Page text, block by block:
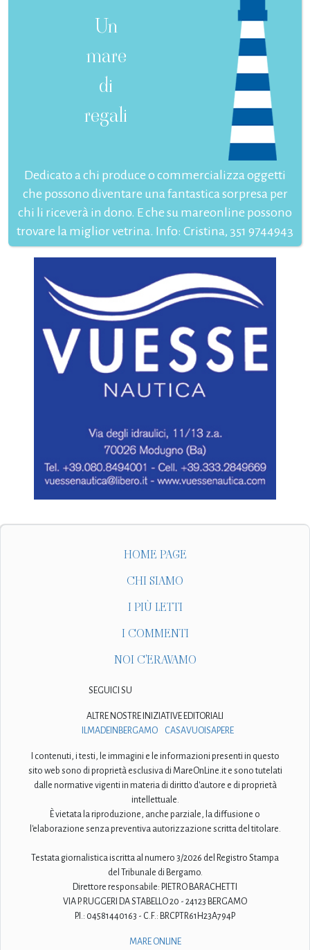
Un
mare
di
regali
Dedicato a chi produce o commercializza oggetti
che possono diventare una fantastica sorpresa per
chi li riceverà in dono. E che su mareonline possono
trovare la miglior vetrina. Info: Cristina, 351 9744943
HOME PAGE
CHI SIAMO
I PIÙ LETTI
I COMMENTI
NOI C'ERAVAMO
SEGUICI SU
ALTRE NOSTRE INIZIATIVE EDITORIALI
ILMADEINBERGAMO
CASAVUOISAPERE
I contenuti, i testi, le immagini e le informazioni presenti in questo
sito web sono di proprietà esclusiva di MareOnLine.it e sono tutelati
dalle normative vigenti in materia di diritto d'autore e di proprietà
intellettuale.
È vietata la riproduzione, anche parziale, la diffusione o
l'elaborazione senza preventiva autorizzazione scritta del titolare.
Testata giornalistica iscritta al numero 3/2026 del Registro Stampa
del Tribunale di Bergamo.
Direttore responsabile: PIETRO BARACHETTI
VIA P. RUGGERI DA STABELLO 20 - 24123 BERGAMO
P.I.: 04581440163 - C.F.: BRCPTR61H23A794P
MARE ONLINE